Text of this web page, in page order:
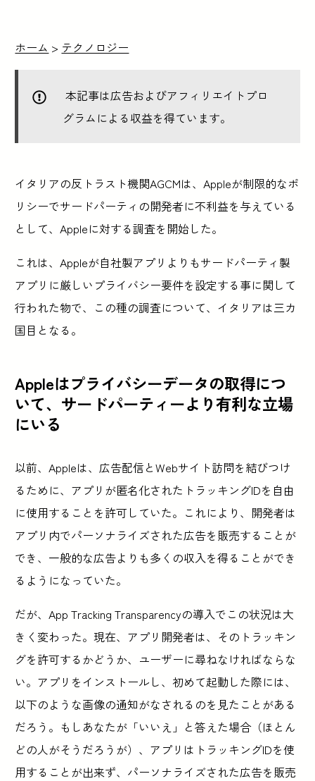
ホーム > テクノロジー
本記事は広告およびアフィリエイトプロ
グラムによる収益を得ています。
イタリアの反トラスト機関AGCMは、Appleが制限的なポ
リシーでサードパーティの開発者に不利益を与えている
として、Appleに対する調査を開始した。
これは、Appleが自社製アプリよりもサードパーティ製
アプリに厳しいプライバシー要件を設定する事に関して
行われた物で、この種の調査について、イタリアは三カ
国目となる。
Appleはプライバシーデータの取得につ
いて、サードパーティーより有利な立場
にいる
以前、Appleは、広告配信とWebサイト訪問を結びつけ
るために、アプリが匿名化されたトラッキングIDを自由
に使用することを許可していた。これにより、開発者は
アプリ内でパーソナライズされた広告を販売することが
でき、一般的な広告よりも多くの収入を得ることができ
るようになっていた。
だが、App Tracking Transparencyの導入でこの状況は大
きく変わった。現在、アプリ開発者は、そのトラッキン
グを許可するかどうか、ユーザーに尋ねなければならな
い。アプリをインストールし、初めて起動した際には、
以下のような画像の通知がなされるのを見たことがある
だろう。もしあなたが「いいえ」と答えた場合（ほとん
どの人がそうだろうが）、アプリはトラッキングIDを使
用することが出来ず、パーソナライズされた広告を販売